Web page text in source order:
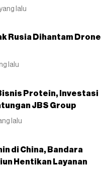
yang lalu
Rusia Dihantam Drone
lalu
Protein, Investasi
JBS Group
lalu
di China, Bandara
Hentikan Layanan